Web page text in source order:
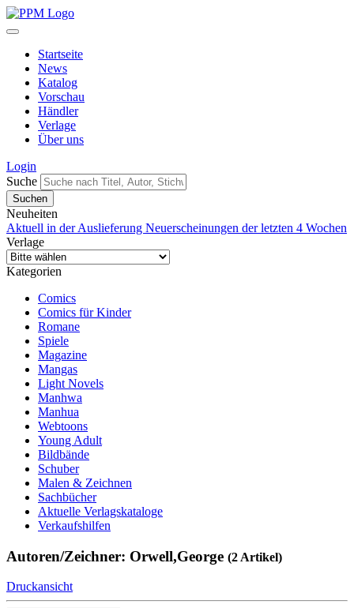
Startseite
News
Katalog
Vorschau
Händler
Verlage
Über uns
Login
Suche
Neuheiten
Aktuell in der Auslieferung Neuerscheinungen der letzten 4 Wochen
Verlage
Kategorien
Comics
Comics für Kinder
Romane
Spiele
Magazine
Mangas
Light Novels
Manhwa
Manhua
Webtoons
Young Adult
Bildbände
Schuber
Malen & Zeichnen
Sachbücher
Aktuelle Verlagskataloge
Verkaufshilfen
Autoren/Zeichner: Orwell,George (2 Artikel)
Druckansicht